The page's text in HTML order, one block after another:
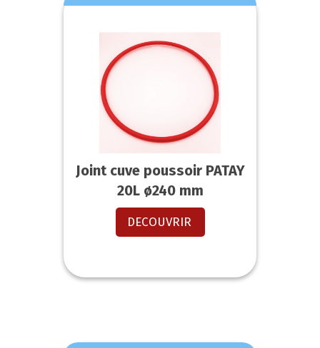
Joint cuve poussoir PATAY
20L ø240 mm
DECOUVRIR